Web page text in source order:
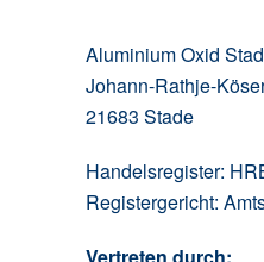
Aluminium Oxid
Johann-Rathje-
21683 Stade
Handelsregister:
Registergericht: